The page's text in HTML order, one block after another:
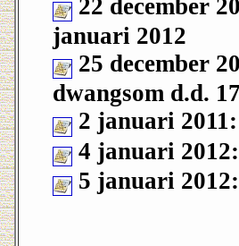
22 december
januari 2012
25 december
dwangsom d.d.
2 januari
4 januari
5 januari